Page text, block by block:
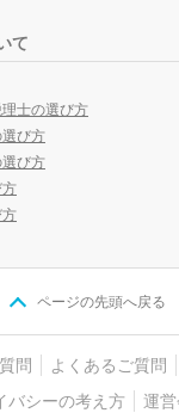
て
士の選び方
び方
び方
ページの先頭へ戻る
問 よくあるご質問
バシーの考え方
運